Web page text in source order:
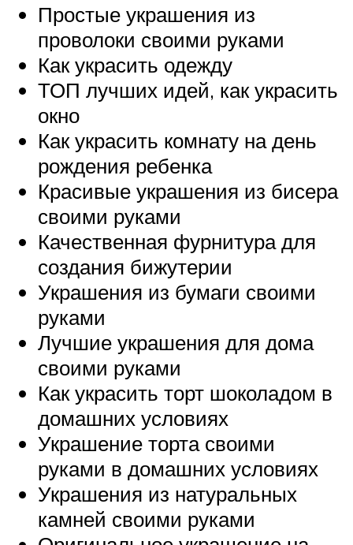
Простые украшения из
проволоки своими руками
Как украсить одежду
ТОП лучших идей, как украсить
окно
Как украсить комнату на день
рождения ребенка
Красивые украшения из бисера
своими руками
Качественная фурнитура для
создания бижутерии
Украшения из бумаги своими
руками
Лучшие украшения для дома
своими руками
Как украсить торт шоколадом в
домашних условиях
Украшение торта своими
руками в домашних условиях
Украшения из натуральных
камней своими руками